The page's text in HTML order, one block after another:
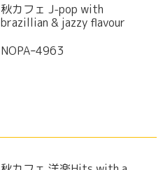
秋カフェ J-pop with
brazillian & jazzy flavour
NOPAｰ4963